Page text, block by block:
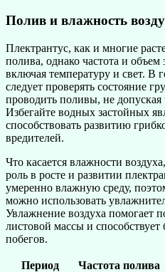
Полив и влажность
Плектрантус, как и многие
полива, однако частота и объем
включая температуру и свет. В
следует проверять состояние
проводить поливы, не
Избегайте водных застойных
способствовать развитию
вредителей.
Что касается влажности
роль в росте и развитии
умеренно влажную среду,
можно использовать
Увлажнение воздуха помогает
листовой массы и способствует
побегов.
Период Частота полива